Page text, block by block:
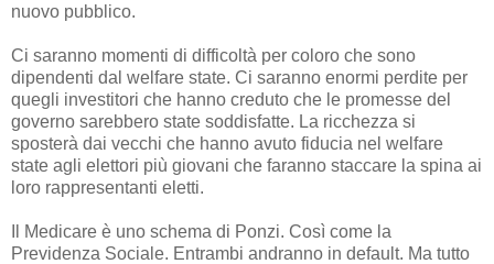
nuovo pubblico.
Ci saranno momenti di difficoltà per coloro che sono
dipendenti dal welfare state. Ci saranno enormi perdite per
quegli investitori che hanno creduto che le promesse del
governo sarebbero state soddisfatte. La ricchezza si
sposterà dai vecchi che hanno avuto fiducia nel welfare
state agli elettori più giovani che faranno staccare la spina ai
loro rappresentanti eletti.
Il Medicare è uno schema di Ponzi. Così come la
Previdenza Sociale. Entrambi andranno in default. Ma tutto